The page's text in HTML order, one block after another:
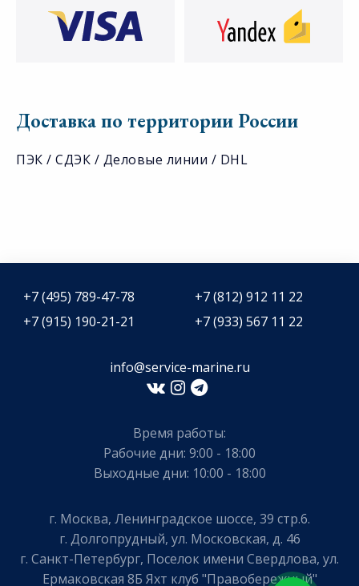
Доставка по территории России
ПЭК / СДЭК / Деловые линии / DHL
+7 (495) 789-47-78
+7 (812) 912 11 22
+7 (915) 190-21-21
+7 (933) 567 11 22
info@service-marine.ru​​
Время работы:
Рабочие дни: 9:00 - 18:00
Выходные дни: 10:00 - 18:00
г. Москва, Ленинградское шоссе, 39 стр.6.
г. Долгопрудный, ул. Московская, д. 46
г. Санкт-Петербург, Поселок имени Свердлова, ул.
Ермаковская 8Б Яхт клуб "Правобережный"